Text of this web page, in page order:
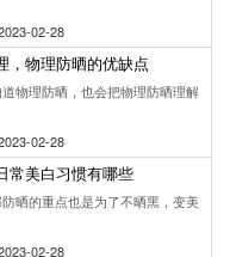
02-28
，物理防晒的优缺点
物理防晒，也会把物理防晒理解
02-28
常美白习惯有哪些
晒的重点也是为了不晒黑，变美
02-28